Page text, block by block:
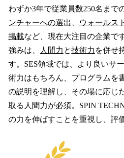
わずか3年で従業員数250名まで
ンチャーへの選出
ウォールス
掲載など、現在大注目の企業です
強みは、
人間力 と技術力 を併せ
す。SES領域では、より良いサ
術力はもちろん、プログラムを
の説明を理解し、その場に応じ
取る人間力が必須。SPIN
の力を伸ばすことを重視し、評